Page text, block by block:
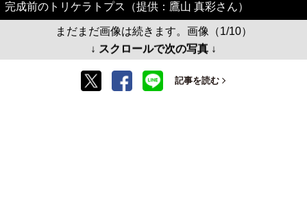
完成前のトリケラトプス（提供：鷹山 真彩さん）
まだまだ画像は続きます。画像（1/10）
↓ スクロールで次の写真 ↓
記事を読む